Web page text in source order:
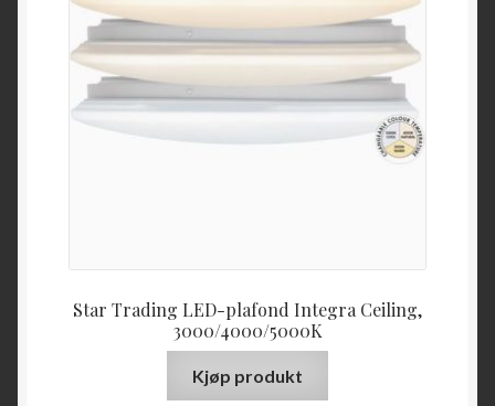
Star Trading LED-plafond Integra Ceiling,
3000/4000/5000K
Kjøp produkt